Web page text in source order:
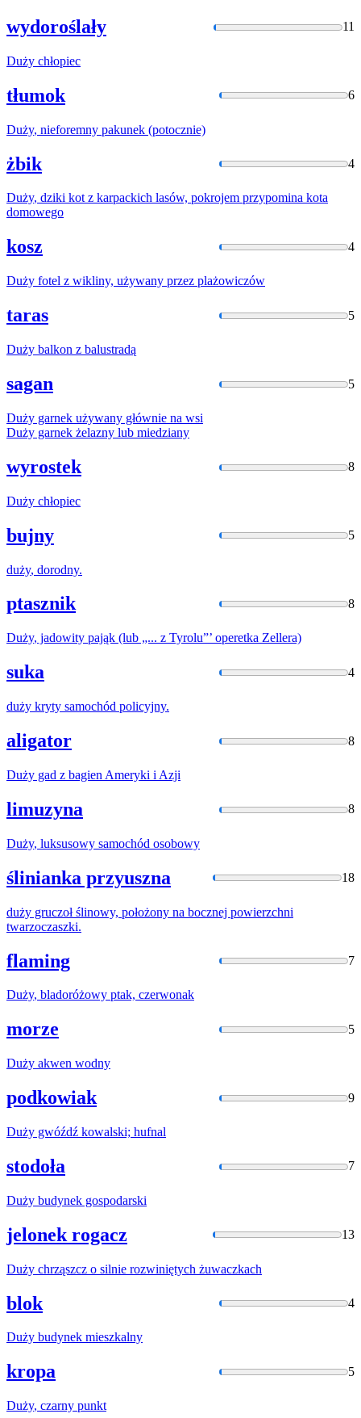
wydoroślały 11
Duży chłopiec
tłumok 6
Duży, nieforemny pakunek (potocznie)
żbik 4
Duży, dziki kot z karpackich lasów, pokrojem przypomina kota
domowego
kosz 4
Duży fotel z wikliny, używany przez plażowiczów
taras 5
Duży balkon z balustradą
sagan 5
Duży garnek używany głównie na wsi
Duży garnek żelazny lub miedziany
wyrostek 8
Duży chłopiec
bujny 5
duży, dorodny.
ptasznik 8
Duży, jadowity pająk (lub „... z Tyrolu”’ operetka Zellera)
suka 4
duży kryty samochód policyjny.
aligator 8
Duży gad z bagien Ameryki i Azji
limuzyna 8
Duży, luksusowy samochód osobowy
ślinianka przyuszna 18
duży gruczoł ślinowy, położony na bocznej powierzchni
twarzoczaszki.
flaming 7
Duży, bladoróżowy ptak, czerwonak
morze 5
Duży akwen wodny
podkowiak 9
Duży gwóźdź kowalski; hufnal
stodoła 7
Duży budynek gospodarski
jelonek rogacz 13
Duży chrząszcz o silnie rozwiniętych żuwaczkach
blok 4
Duży budynek mieszkalny
kropa 5
Duży, czarny punkt